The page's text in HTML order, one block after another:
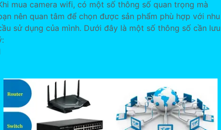
mua camera wifi, có một số thông số quan trọng mà
nên quan tâm để chọn được sản phẩm phù hợp với nhu
sử dụng của mình. Dưới đây là một số thông số cần lưu